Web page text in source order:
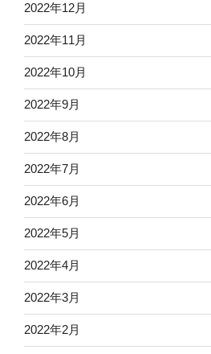
2022年12月
2022年11月
2022年10月
2022年9月
2022年8月
2022年7月
2022年6月
2022年5月
2022年4月
2022年3月
2022年2月